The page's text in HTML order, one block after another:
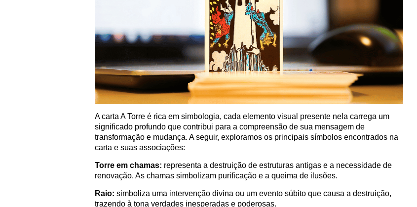
A carta A Torre é rica em simbologia, cada elemento visual presente nela carrega um
significado profundo que contribui para a compreensão de sua mensagem de
transformação e mudança. A seguir, exploramos os principais símbolos encontrados na
carta e suas associações:
Torre em chamas: representa a destruição de estruturas antigas e a necessidade de
renovação. As chamas simbolizam purificação e a queima de ilusões.
Raio: simboliza uma intervenção divina ou um evento súbito que causa a destruição,
trazendo à tona verdades inesperadas e poderosas.